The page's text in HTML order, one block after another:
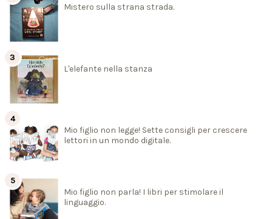
Mistero sulla strana strada.
L'elefante nella stanza
Mio figlio non legge! Sette consigli per crescere
lettori in un mondo digitale.
Mio figlio non parla! I libri per stimolare il
linguaggio.